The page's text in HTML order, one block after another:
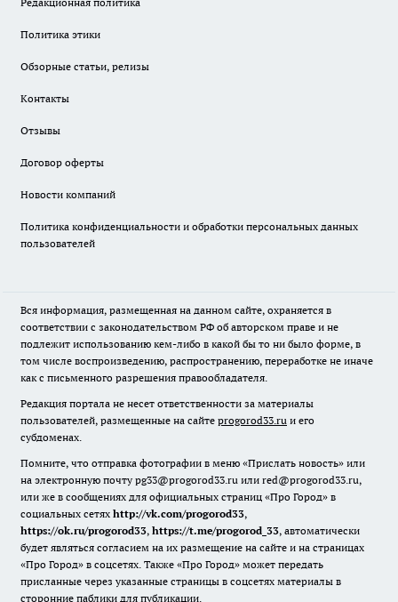
Политика этики
Обзорные статьи, релизы
Контакты
Отзывы
Договор оферты
Новости компаний
Политика конфиденциальности и обработки персональных данных
пользователей
Вся информация, размещенная на данном сайте, охраняется в
соответствии с законодательством РФ об авторском праве и не
подлежит использованию кем-либо в какой бы то ни было форме, в
том числе воспроизведению, распространению, переработке не иначе
как с письменного разрешения правообладателя.
Редакция портала не несет ответственности за материалы
пользователей, размещенные на сайте progorod33.ru и его
субдоменах.
Помните, что отправка фотографии в меню «Прислать новость» или
на электронную почту pg33@progorod33.ru или red@progorod33.ru,
или же в сообщениях для официальных страниц «Про Город» в
социальных сетях http://vk.com/progorod33,
https://ok.ru/progorod33, https://t.me/progorod_33, автоматически
будет являться согласием на их размещение на сайте и на страницах
«Про Город» в соцсетях. Также «Про Город» может передать
присланные через указанные страницы в соцсетях материалы в
сторонние паблики для публикации.